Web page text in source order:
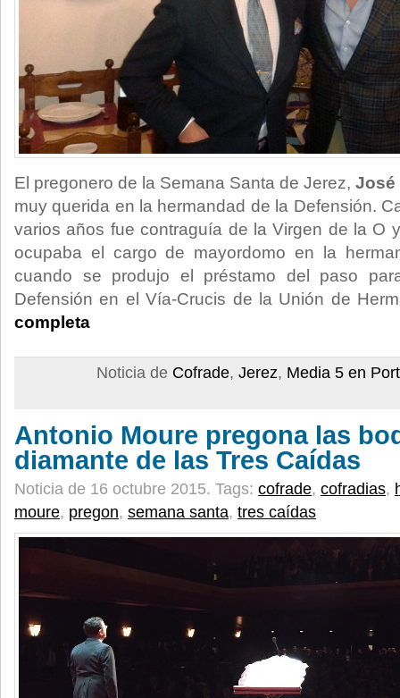
El pregonero de la Semana Santa de Jerez, José
muy querida en la hermandad de la Defensión.
varios años fue contraguía de la Virgen de la O
ocupaba el cargo de mayordomo en la
cuando se produjo el préstamo del paso
Defensión en el Vía-Crucis de la Unión de
completa
Noticia de Cofrade, Jerez, Media 5 en
Antonio Moure pregona las
diamante de las Tres Caídas
Noticia de 16 octubre 2015. Tags: cofrade, cofradias,
moure, pregon, semana santa, tres caídas